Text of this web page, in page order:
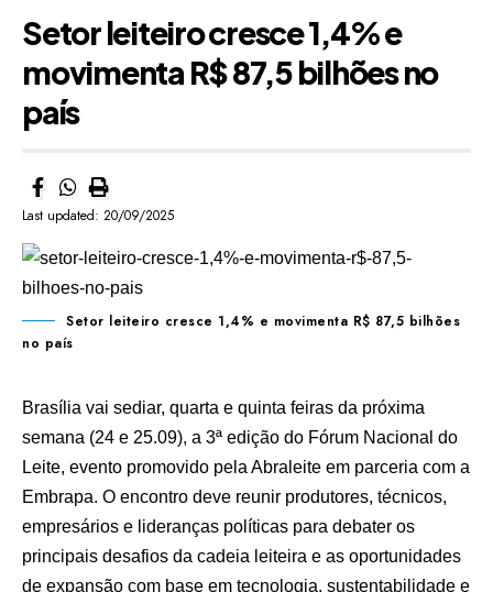
Setor leiteiro cresce 1,4% e
movimenta R$ 87,5 bilhões no
país
Last updated: 20/09/2025
Setor leiteiro cresce 1,4% e movimenta R$ 87,5 bilhões
no país
Brasília vai sediar, quarta e quinta feiras da próxima
semana (24 e 25.09), a 3ª edição do Fórum Nacional do
Leite, evento promovido pela Abraleite em parceria com a
Embrapa. O encontro deve reunir produtores, técnicos,
empresários e lideranças políticas para debater os
principais desafios da cadeia leiteira e as oportunidades
de expansão com base em tecnologia, sustentabilidade e